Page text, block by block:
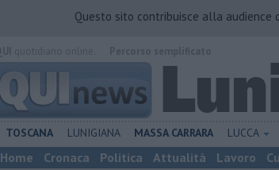
Questo sito contribuisce alla audience
TOSCANA LUNIGIANA MASSA CARRARA LUCCA
Home Cronaca Politica Attualità Lavoro